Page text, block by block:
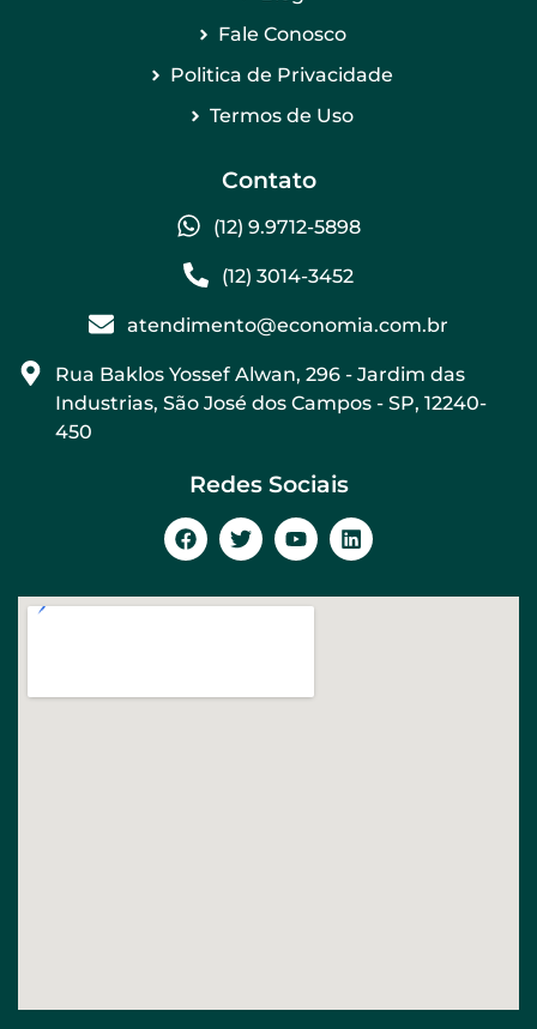
Fale Conosco
Politica de Privacidade
Termos de Uso
Contato
(12) 9.9712-5898
(12) 3014-3452
atendimento@economia.com.br
Rua Baklos Yossef Alwan, 296 - Jardim das
Industrias, São José dos Campos - SP, 12240-
450
Redes Sociais